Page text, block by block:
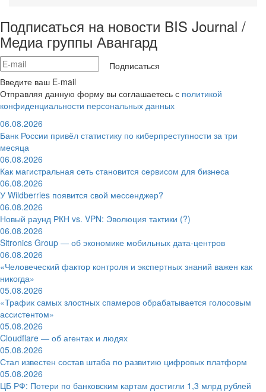
Подписаться на новости BIS Journal /
Медиа группы Авангард
Подписаться
Введите ваш E-mail
Отправляя данную форму вы соглашаетесь с политикой
конфиденциальности персональных данных
06.08.2026
Банк России привёл статистику по киберпреступности за три
месяца
06.08.2026
Как магистральная сеть становится сервисом для бизнеса
06.08.2026
У Wildberries появится свой мессенджер?
06.08.2026
Новый раунд РКН vs. VPN: Эволюция тактики (?)
06.08.2026
Sitronics Group — об экономике мобильных дата-центров
06.08.2026
«Человеческий фактор контроля и экспертных знаний важен как
никогда»
05.08.2026
«Трафик самых злостных спамеров обрабатывается голосовым
ассистентом»
05.08.2026
Cloudflare — об агентах и людях
05.08.2026
Стал известен состав штаба по развитию цифровых платформ
05.08.2026
ЦБ РФ: Потери по банковским картам достигли 1,3 млрд рублей